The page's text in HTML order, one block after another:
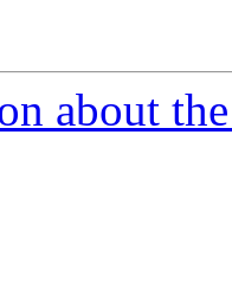
about